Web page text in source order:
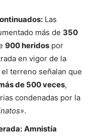
Las
más de 350
900 heridos por
en vigor de la
terreno señalan que
de 500 veces,
condenadas por la
.
Amnistía